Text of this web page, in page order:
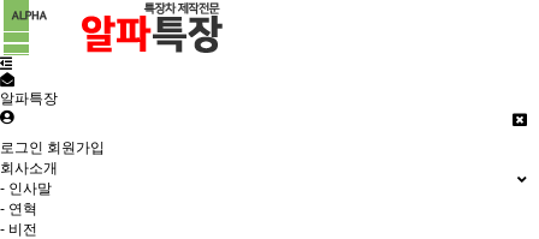
알파특장
로그인 회원가입
회사소개
- 인사말
- 연혁
- 비전